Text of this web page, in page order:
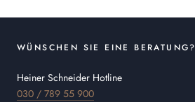
WÜNSCHEN SIE EINE BERATUNG?
Heiner Schneider Hotline
030 / 789 55 900